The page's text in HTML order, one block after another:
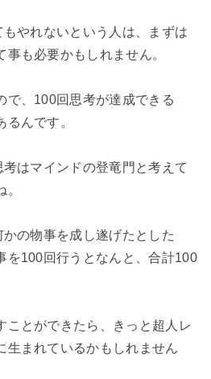
やれないという人は、まずは
も必要かもしれません。
で、100回思考が達成できる
んです。
はマインドの登竜門と考えて
の物事を成し遂げたとした
を100回行うとなんと、合計100
ことができたら、きっと超人レ
生まれているかもしれません